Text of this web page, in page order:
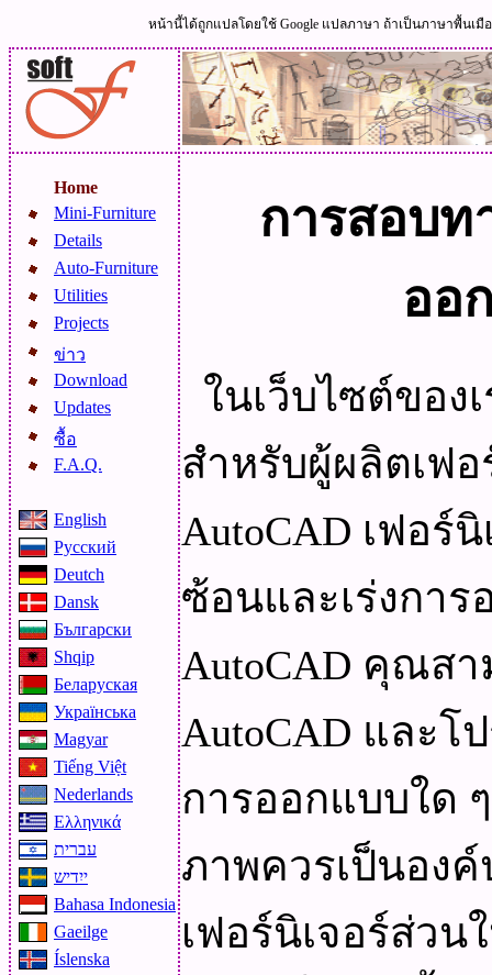
หน้านี้ได้ถูกแปลโดยใช้ Google แปลภาษา ถ้าเป็นภาษาพื้นเ
Home
Mini-Furniture
Details
Auto-Furniture
Utilities
Projects
ข่าว
Download
Updates
ซื้อ
F.A.Q.
English
Русский
Deutch
Dansk
Български
Shqip
Беларуская
Українська
Magyar
Tiếng Việt
Nederlands
Ελληνικά
עברית
ייִדיש
Bahasa Indonesia
Gaeilge
Íslenska
การสอบท
ออ
ในเว็บไซต์ของ
สำหรับผู้ผลิตเฟ
AutoCAD เฟอร์
ซ้อนและเร่งการ
AutoCAD คุณส
AutoCAD และโ
การออกแบบใด
ภาพควรเป็นอง
เฟอร์นิเจอร์ส่วน